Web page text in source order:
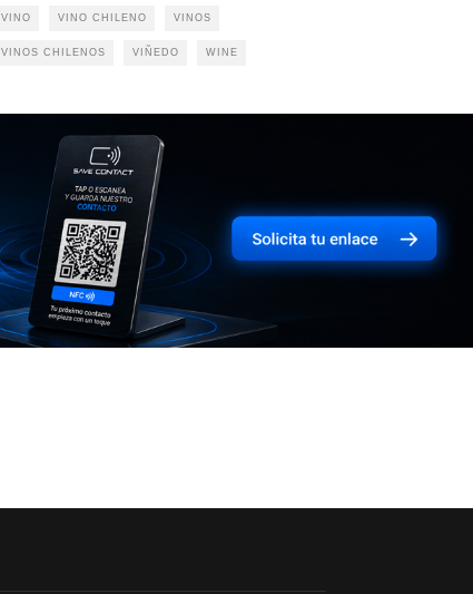
VINO VINO CHILENO VINOS
VINOS CHILENOS VIÑEDO WINE